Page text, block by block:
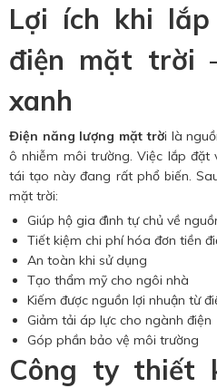
Lợi ích khi
điện mặt trời
xanh
Điện năng lượng mặt trời là
ô nhiễm môi trường. Việc lắp đặt
tái tạo này đang rất phổ biến.
mặt trời:
Giúp hộ gia đình tự chủ về
Tiết kiệm chi phí hóa đơn tiền
An toàn khi sử dụng
Tạo thẩm mỹ cho ngôi nhà
Kiếm được nguồn lợi nhuận từ
Giảm tải áp lực cho ngành điện
Góp phần bảo vệ môi trường
Công ty thiết